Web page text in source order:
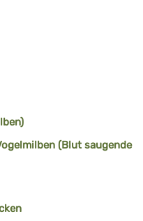
(Blut saugende